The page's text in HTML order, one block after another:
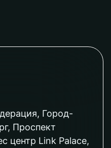
Город-
Проспект
центр Link Palace,